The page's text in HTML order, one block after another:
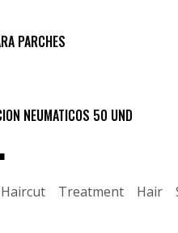
PARCHES
NEUMATICOS 50 UND
Haircut Treatment Hair